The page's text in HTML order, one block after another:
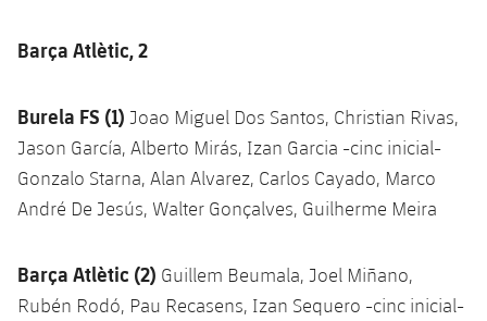
Fotos
Carnet de l'Esportista Amateur
League of Legends
VALORANT Game Changers
eFootball
Barça Atlètic, 2
Burela FS (1) Joao Miguel Dos Santos, Christian Rivas,
Jason García, Alberto Mirás, Izan Garcia -cinc inicial-
Gonzalo Starna, Alan Alvarez, Carlos Cayado, Marco
André De Jesús, Walter Gonçalves, Guilherme Meira
Barça Atlètic (2) Guillem Beumala, Joel Miñano,
Rubén Rodó, Pau Recasens, Izan Sequero -cinc inicial-